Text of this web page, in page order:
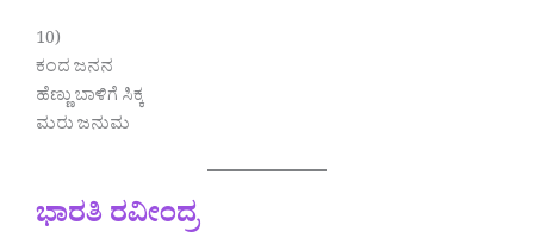
10)
ಕಂದ ಜನನ
ಹೆಣ್ಣು ಬಾಳಿಗೆ ಸಿಕ್ಕ
ಮರು ಜನುಮ
ಭಾರತಿ ರವೀಂದ್ರ